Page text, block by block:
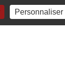
Personnaliser